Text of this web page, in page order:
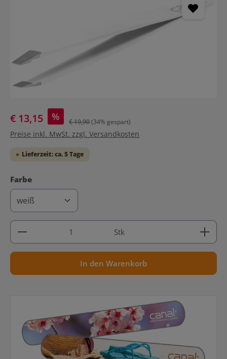
€ 13,15 % € 19,90(34% gespart)
Preise inkl. MwSt. zzgl. Versandkosten
Lieferzeit: ca. 5 Tage
Farbeauswählen
Produkt Anzahl: Gib den gewünschten Wert ein
Stk
In den Warenkorb